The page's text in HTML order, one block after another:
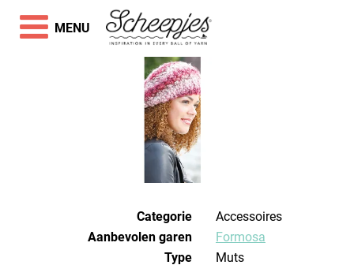
Categorie
Accessoires
Aanbevolen garen
Formosa
Type
Muts
MENU